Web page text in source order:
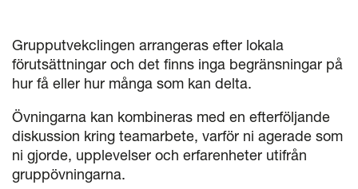
Grupputvekclingen arrangeras efter lokala
förutsättningar och det finns inga begränsningar på
hur få eller hur många som kan delta.
Övningarna kan kombineras med en efterföljande
diskussion kring teamarbete, varför ni agerade som
ni gjorde, upplevelser och erfarenheter utifrån
gruppövningarna.